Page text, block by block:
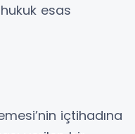
esas
içtihadına